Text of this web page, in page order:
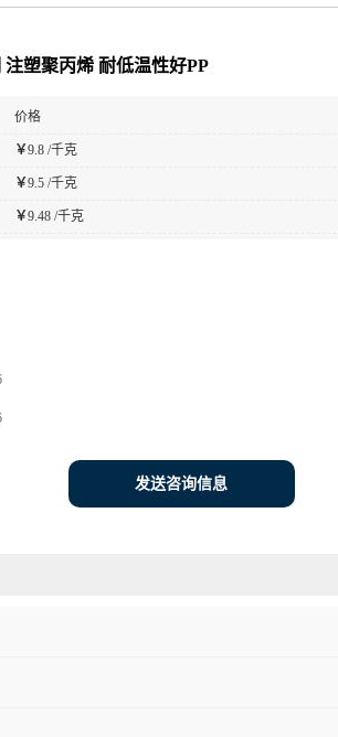
注塑聚丙烯 耐低温性好PP
价格
￥9.8 /千克
￥9.5 /千克
￥9.48 /千克
发送咨询信息